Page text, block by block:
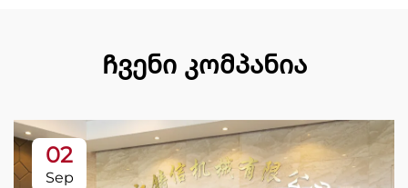
Ჩვენი კომპანია
02
Sep